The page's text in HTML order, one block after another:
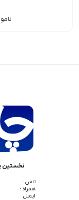
نخستین
تلفن :
همراه :
ایمیل :